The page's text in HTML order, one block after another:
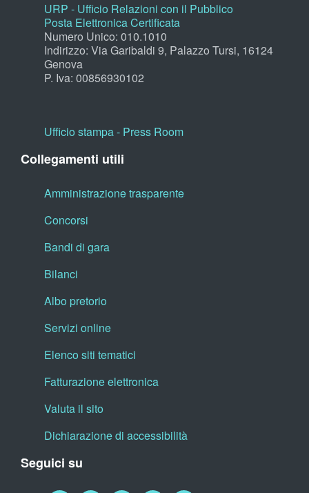
URP - Ufficio Relazioni con il Pubblico
Posta Elettronica Certificata
Numero Unico: 010.1010
Indirizzo: Via Garibaldi 9, Palazzo Tursi, 16124
Genova
P. Iva: 00856930102
Ufficio stampa - Press Room
Collegamenti utili
Amministrazione trasparente
Concorsi
Bandi di gara
Bilanci
Albo pretorio
Servizi online
Elenco siti tematici
Fatturazione elettronica
Valuta il sito
Dichiarazione di accessibilità
Seguici su